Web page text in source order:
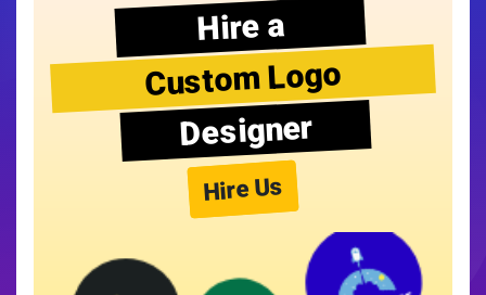
Hire a
Custom Logo
Designer
Hire Us